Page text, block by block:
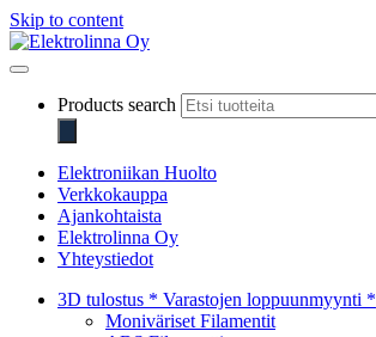
Skip to content
Products search
Elektroniikan Huolto
Verkkokauppa
Ajankohtaista
Elektrolinna Oy
Yhteystiedot
3D tulostus * Varastojen loppuunmyynti *
Moniväriset Filamentit